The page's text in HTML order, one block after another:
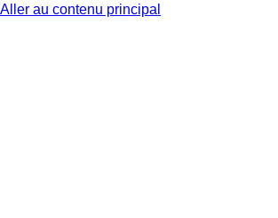
Aller au contenu principal